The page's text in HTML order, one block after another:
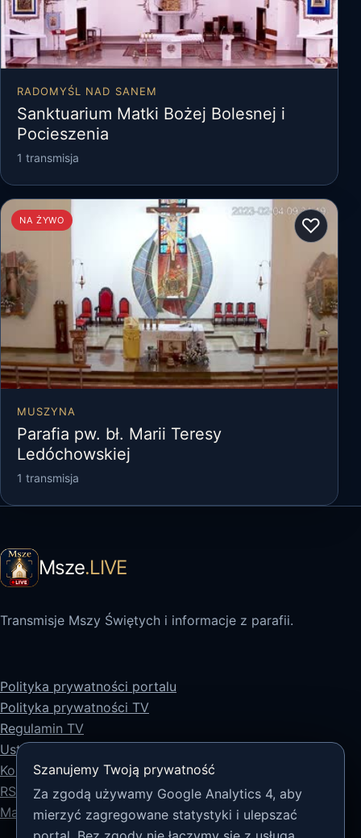
RADOMYŚL NAD SANEM
Sanktuarium Matki Bożej Bolesnej i
Pocieszenia
1 transmisja
NA ŻYWO ♡
MUSZYNA
Parafia pw. bł. Marii Teresy
Ledóchowskiej
1 transmisja
Msze.LIVE
Transmisje Mszy Świętych i informacje z parafii.
Polityka prywatności portalu
Polityka prywatności TV
Regulamin TV
Ustawienia prywatności
Kontakt
RSS
Mapa strony
Szanujemy Twoją prywatność
Za zgodą używamy Google Analytics 4, aby
mierzyć zagregowane statystyki i ulepszać